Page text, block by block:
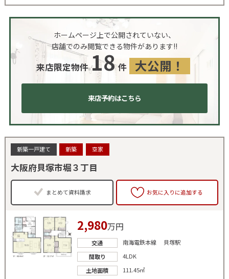
ホームページ上で公開されていない、
店舗でのみ閲覧できる物件があります!!
来店限定物件 18 件 大公開！
来店予約はこちら
新築一戸建て 新築 空家
大阪府貝塚市堀３丁目
まとめて資料請求 お気に入りに追加する
2,980万円
交通
南海電鉄本線 貝塚駅
間取り
4LDK
土地面積
111.45㎡